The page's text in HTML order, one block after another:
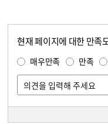
현재 페이지에 대한 만족
매우만족 만족